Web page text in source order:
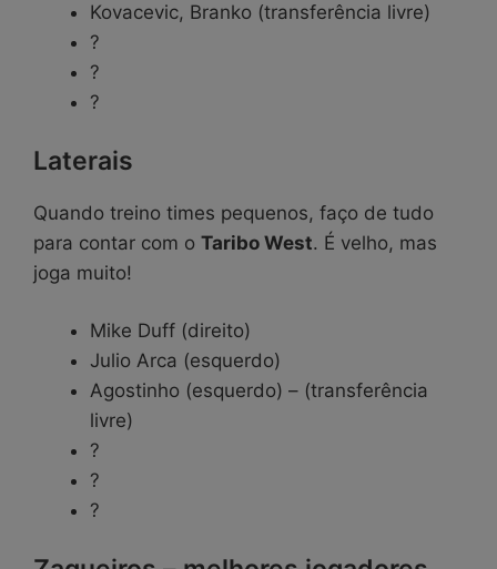
Kovacevic, Branko (transferência livre)
?
?
?
Laterais
Quando treino times pequenos, faço de tudo
para contar com o Taribo West. É velho, mas
joga muito!
Mike Duff (direito)
Julio Arca (esquerdo)
Agostinho (esquerdo) – (transferência
livre)
?
?
?